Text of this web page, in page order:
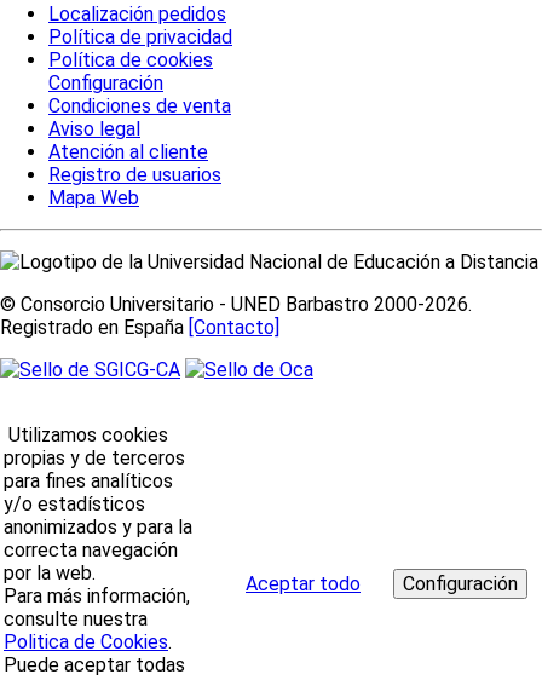
Localización pedidos
Política de privacidad
Política de cookies
Configuración
Condiciones de venta
Aviso legal
Atención al cliente
Registro de usuarios
Mapa Web
© Consorcio Universitario - UNED Barbastro 2000-2026.
Registrado en España [Contacto]
Utilizamos cookies
propias y de terceros
para fines analíticos
y/o estadísticos
anonimizados y para la
correcta navegación
por la web.
Para más información,
consulte nuestra
Politica de Cookies.
Puede aceptar todas
Aceptar todo